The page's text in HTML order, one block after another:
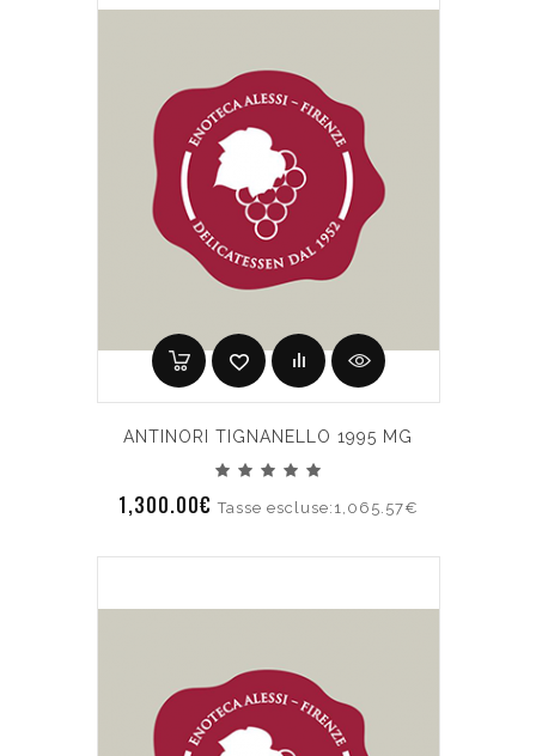
ANTINORI TIGNANELLO 1995 MG
1,300.00€Tasse escluse:1,065.57€